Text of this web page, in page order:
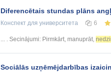
Diferencētais stundas plāns
Конспект для университета 6
... . Secinājumi: Pirmkārt, manuprāt,
Sociālās uzņēmējdarbības